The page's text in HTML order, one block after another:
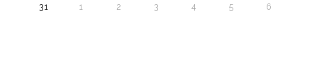
31
1 2 3 4 5 6